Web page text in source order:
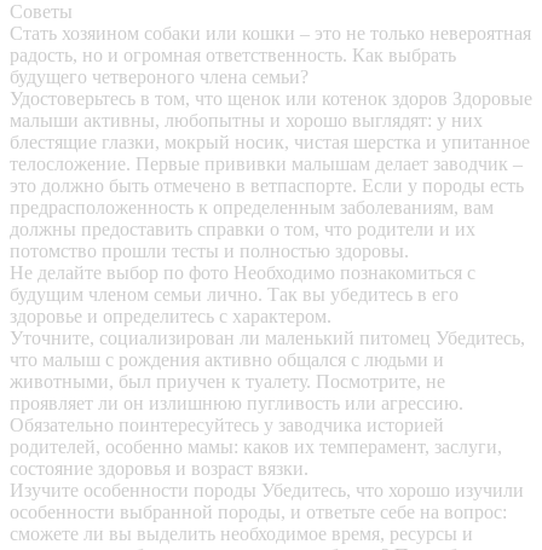
Советы
Стать хозяином собаки или кошки – это не только невероятная
радость, но и огромная ответственность. Как выбрать
будущего четвероного члена семьи?
Удостоверьтесь в том, что щенок или котенок здоров Здоровые
малыши активны, любопытны и хорошо выглядят: у них
блестящие глазки, мокрый носик, чистая шерстка и упитанное
телосложение. Первые прививки малышам делает заводчик –
это должно быть отмечено в ветпаспорте. Если у породы есть
предрасположенность к определенным заболеваниям, вам
должны предоставить справки о том, что родители и их
потомство прошли тесты и полностью здоровы.
Не делайте выбор по фото Необходимо познакомиться с
будущим членом семьи лично. Так вы убедитесь в его
здоровье и определитесь с характером.
Уточните, социализирован ли маленький питомец Убедитесь,
что малыш с рождения активно общался с людьми и
животными, был приучен к туалету. Посмотрите, не
проявляет ли он излишнюю пугливость или агрессию.
Обязательно поинтересуйтесь у заводчика историей
родителей, особенно мамы: каков их темперамент, заслуги,
состояние здоровья и возраст вязки.
Изучите особенности породы Убедитесь, что хорошо изучили
особенности выбранной породы, и ответьте себе на вопрос:
сможете ли вы выделить необходимое время, ресурсы и